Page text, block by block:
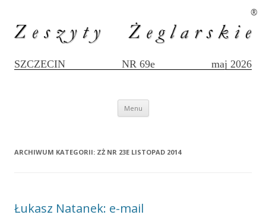
SZCZECIN NR 69e maj 2026
®
Menu Przejdź
ARCHIWUM KATEGORII: ZŻ NR 23E LISTOPAD 2014
Łukasz Natanek: e-mail